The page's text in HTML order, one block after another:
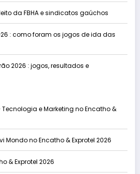
da FBHA e sindicatos gaúchos
: como foram os jogos de ida das
2026 : jogos, resultados e
e Marketing no Encatho &
Mondo no Encatho & Exprotel 2026
& Exprotel 2026